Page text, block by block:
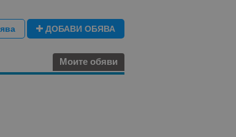
ДОБАВИ ОБЯВА
Моите обяви